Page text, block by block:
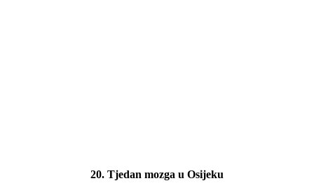
20. Tjedan mozga u Osijeku